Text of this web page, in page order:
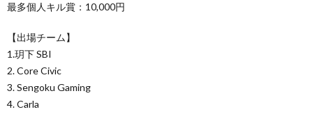
最多個人キル賞：10,000円
【出場チーム】
1.玥下 SBI
2. Core Civic
3. Sengoku Gaming
4. Carla